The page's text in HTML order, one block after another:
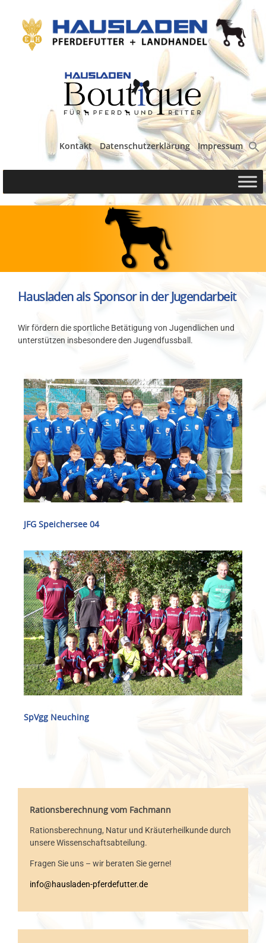
Kontakt Datenschutzerklärung Impressum
Hausladen als Sponsor in der Jugendarbeit
Wir fördern die sportliche Betätigung von Jugendlichen und
unterstützen insbesondere den Jugendfussball.
JFG Speichersee 04
SpVgg Neuching
Rationsberechnung vom Fachmann
Rationsberechnung, Natur und Kräuterheilkunde durch
unsere Wissenschaftsabteilung.
Fragen Sie uns – wir beraten Sie gerne!
info@hausladen-pferdefutter.de